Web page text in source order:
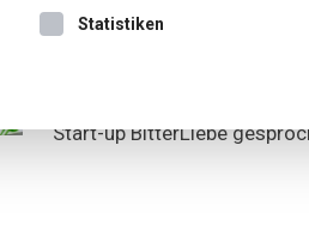
zusammen, die Haare
hat man nicht mehr die
nach.
Start-up BitterLiebe
Die erste Service-Gruppe ist
Statistiken